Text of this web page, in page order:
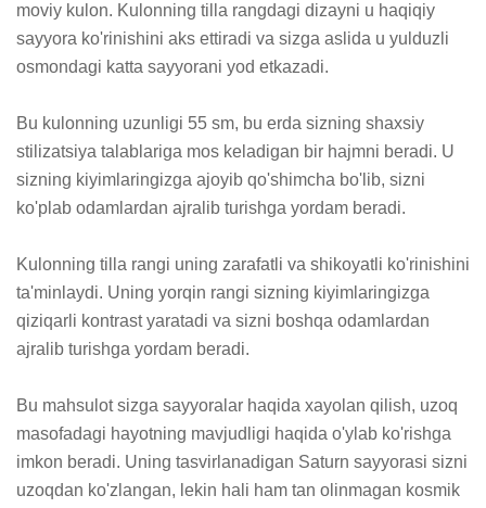
moviy kulon. Kulonning tilla rangdagi dizayni u haqiqiy
sayyora ko'rinishini aks ettiradi va sizga aslida u yulduzli
osmondagi katta sayyorani yod etkazadi.
Bu kulonning uzunligi 55 sm, bu erda sizning shaxsiy
stilizatsiya talablariga mos keladigan bir hajmni beradi. U
sizning kiyimlaringizga ajoyib qo'shimcha bo'lib, sizni
ko'plab odamlardan ajralib turishga yordam beradi.
Kulonning tilla rangi uning zarafatli va shikoyatli ko'rinishini
ta'minlaydi. Uning yorqin rangi sizning kiyimlaringizga
qiziqarli kontrast yaratadi va sizni boshqa odamlardan
ajralib turishga yordam beradi.
Bu mahsulot sizga sayyoralar haqida xayolan qilish, uzoq
masofadagi hayotning mavjudligi haqida o'ylab ko'rishga
imkon beradi. Uning tasvirlanadigan Saturn sayyorasi sizni
uzoqdan ko'zlangan, lekin hali ham tan olinmagan kosmik